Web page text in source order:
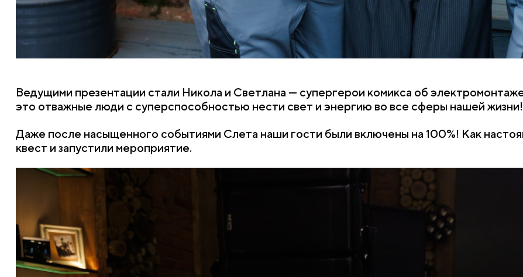
Ведущими презентации стали Никола и Светлана — супергерои комикса об
это отважные люди с суперспособностью нести свет и энергию во все сферы нашей жизни!
Даже после насыщенного событиями Слета наши гости были включены на 100%! Как
квест и запустили мероприятие.